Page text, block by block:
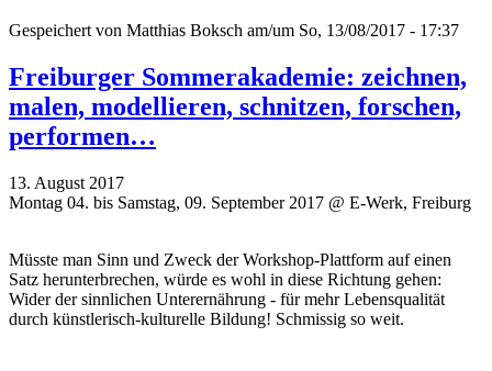
Gespeichert von Matthias Boksch am/um So, 13/08/2017 - 17:37
Freiburger Sommerakademie: zeichnen,
malen, modellieren, schnitzen, forschen,
performen…
13. August 2017
Montag 04. bis Samstag, 09. September 2017 @ E-Werk, Freiburg
Müsste man Sinn und Zweck der Workshop-Plattform auf einen
Satz herunterbrechen, würde es wohl in diese Richtung gehen:
Wider der sinnlichen Unterernährung - für mehr Lebensqualität
durch künstlerisch-kulturelle Bildung! Schmissig so weit.